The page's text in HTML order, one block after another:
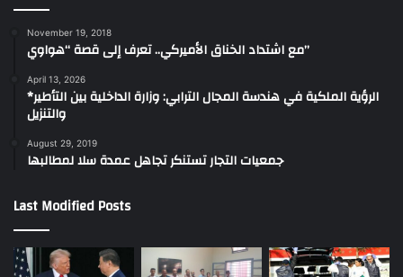
November 19, 2018
مع اشتداد الخناق الأميركي.. تعرف إلى قصة “هواوي”
April 13, 2026
*الرؤية الملكية في هندسة المجال الترابي: وزارة الداخلية بين التأطير
والتنزيل
August 29, 2019
جمعيات التجار تستنكر تجاهل عمدة سلا لمطالبها
Last Modified Posts